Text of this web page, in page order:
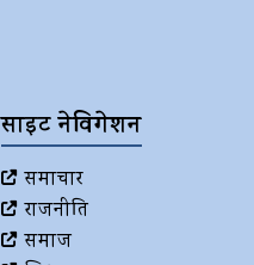
साइट नेविगेशन
समाचार
राजनीति
समाज